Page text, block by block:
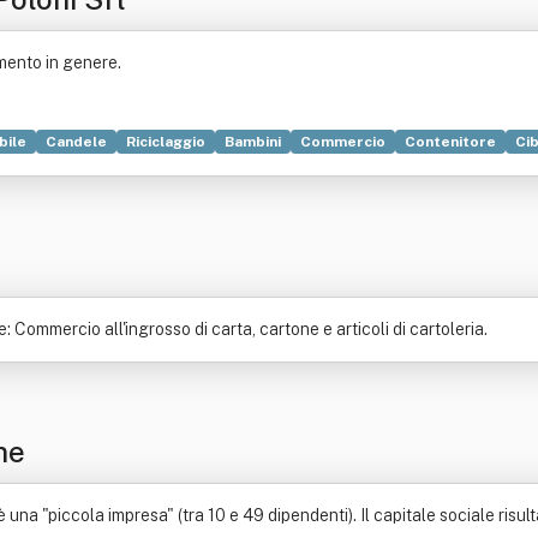
in genere.
Candele Riciclaggio Bambini Commercio Contenitore
Commercio all'ingrosso di carta, cartone e articoli di cartoleria.
una "piccola impresa" (tra 10 e 49 dipendenti). Il capitale sociale